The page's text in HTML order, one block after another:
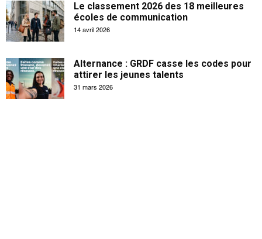
Le classement 2026 des 18 meilleures
écoles de communication
14 avril 2026
Alternance : GRDF casse les codes pour
attirer les jeunes talents
31 mars 2026